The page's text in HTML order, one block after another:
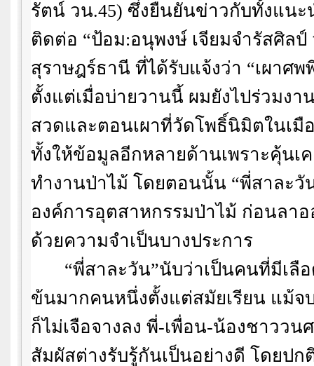
รัตน์ วน.45) ซึ่งยืนยันข่าวกับทั้งแนะ
ติดต่อ “ป้อม:อนุพงษ์ เจียมจำรัสศิลป์
สุราษฎร์ธานี ที่ได้รับแจ้งว่า “เผาศ
ตั้งแต่เมื่อบ่ายวานนี้ ผมยังไปร่วมงา
สวดและตอนเผาที่วัดโพธิ์นิมิตในเมื
ทั้งให้ข้อมูลอีกหลายด้านเพราะคุ้นเ
ทำงานป่าไม้ โดยตอนนั้น “พี่สาละวั
องค์การอุตสาหกรรมป่าไม้ ก่อนลา
ด้วยความจำเป็นบางประการ
“พี่สาละวัน”นับว่าเป็นคนที่มีเลื
ข้นมากคนหนึ่งตั้งแต่สมัยเรียน แม้จ
ก็ไม่เจือจางลง พี่-เพื่อน-น้องชาววน
สัมผัสต่างรับรู้กันเป็นอย่างดี โดยป